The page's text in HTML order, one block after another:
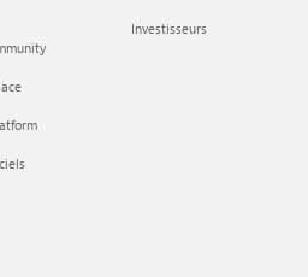
Investisseurs